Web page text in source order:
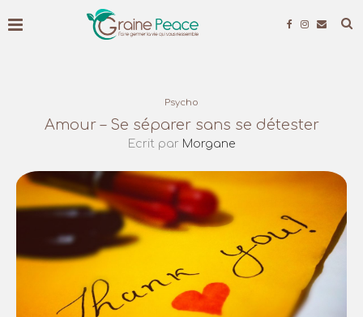
Psycho
Amour – Se séparer sans se détester
Ecrit par Morgane